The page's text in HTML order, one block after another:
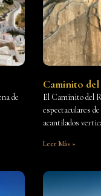
de
Caminito del
El Caminito del
espectaculares
acantilados
Leer Más »